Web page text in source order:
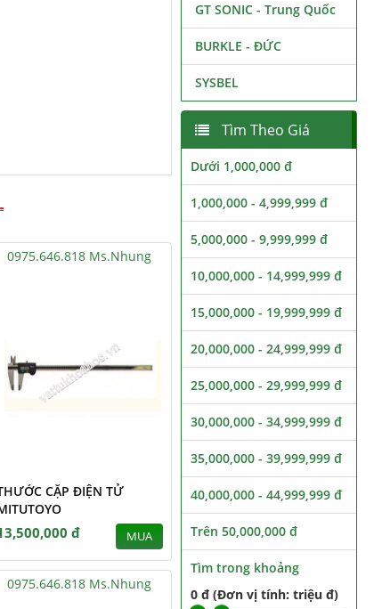
0975.646.818 Ms.Nhung
CẶP ĐIỆN TỬ
đ MUA
0975.646.818 Ms.Nhung
GT SONIC - Trung Quốc
BURKLE - ĐỨC
SYSBEL
Tìm Theo Giá
Dưới 1,000,000 đ
1,000,000 - 4,999,999 đ
5,000,000 - 9,999,999 đ
10,000,000 - 14,999,999 đ
15,000,000 - 19,999,999 đ
20,000,000 - 24,999,999 đ
25,000,000 - 29,999,999 đ
30,000,000 - 34,999,999 đ
35,000,000 - 39,999,999 đ
40,000,000 - 44,999,999 đ
Trên 50,000,000 đ
Tìm trong khoảng
0 đ (Đơn vị tính: triệu đ)